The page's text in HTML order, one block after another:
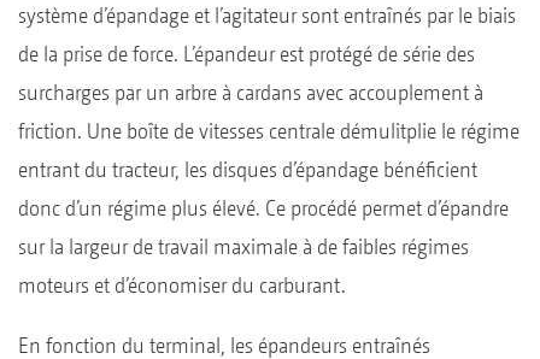
système d’épandage et l’agitateur sont entraînés par le biais
de la prise de force. L’épandeur est protégé de série des
surcharges par un arbre à cardans avec accouplement à
friction. Une boîte de vitesses centrale démulitplie le régime
entrant du tracteur, les disques d’épandage bénéficient
donc d’un régime plus élevé. Ce procédé permet d’épandre
sur la largeur de travail maximale à de faibles régimes
moteurs et d’économiser du carburant.
En fonction du terminal, les épandeurs entraînés